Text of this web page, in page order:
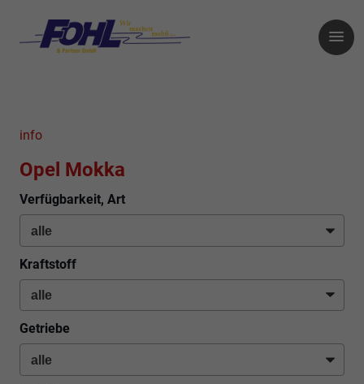
info
Opel Mokka
Verfügbarkeit, Art
Kraftstoff
Getriebe